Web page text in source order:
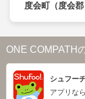
度会町（度会郡
ONE COMPATH
シュフー
アプリな